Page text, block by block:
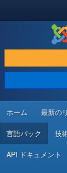
ダウンロードと機能
発見と学び
コミュニティとサポ
開発者向けリソース
ホーム 最新の
言語パック 技
API ドキュメント